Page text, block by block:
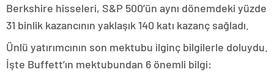
Berkshire hisseleri, S&P 500’ün aynı dönemdeki yüzde
31 binlik kazancının yaklaşık 140 katı kazanç sağladı.
Ünlü yatırımcının son mektubu ilginç bilgilerle doluydu.
İşte Buffett’ın mektubundan 6 önemli bilgi: